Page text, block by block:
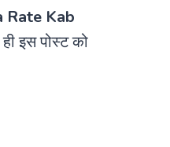
Rate Kab
इस पोस्ट को